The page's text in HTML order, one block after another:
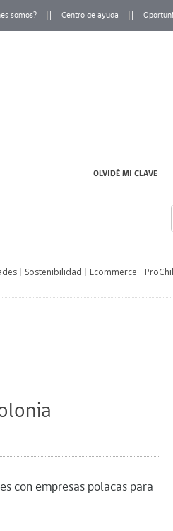
somos? Centro de ayuda
OLVIDÉ MI CLAVE
Sostenibilidad Ecommerce
con empresas polacas para